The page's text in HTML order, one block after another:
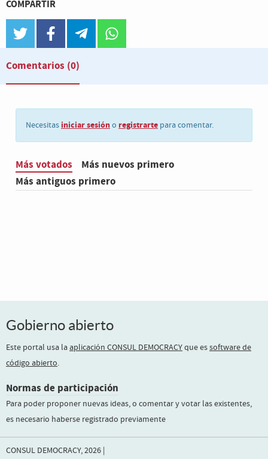
COMPARTIR
twitter facebook telegram
Comentarios (0)
Necesitas iniciar sesióno registrarte para comentar.
Más votados
Más nuevos primero
Más antiguos primero
Gobierno abierto
Este portal usa la aplicación CONSUL DEMOCRACYque essoftware de
código abierto.
Normas de participación
Para poder proponer nuevas ideas, o comentar y votar las existentes,
es necesario haberse registrado previamente
CONSUL DEMOCRACY, 2026 |